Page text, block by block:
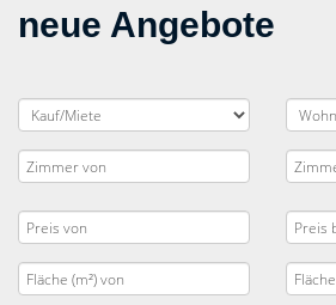
neue Angebote